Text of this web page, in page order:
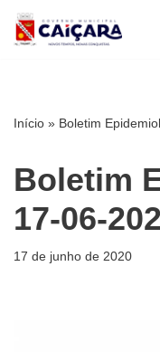
Pular
Início » Boletim
Boletim
17-06-
17 de junho de 2020